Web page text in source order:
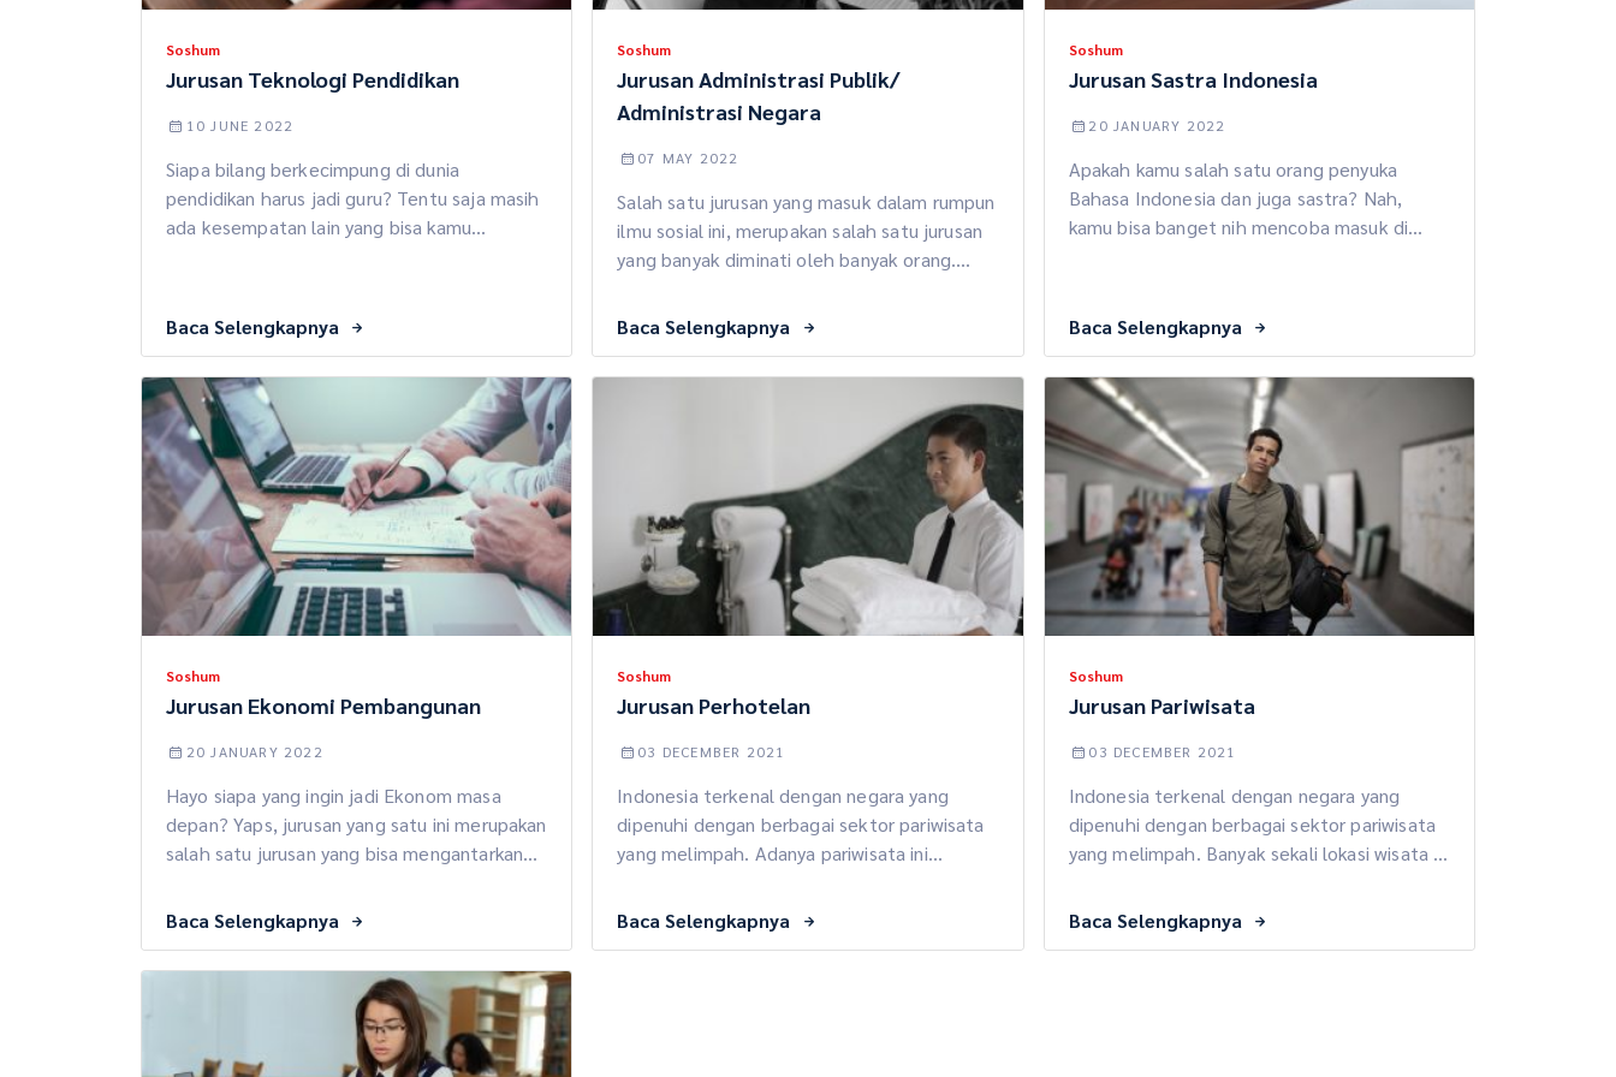
Soshum
Jurusan Teknologi Pendidikan
10 JUNE 2022
Siapa bilang berkecimpung di dunia
pendidikan harus jadi guru? Tentu saja masih
ada kesempatan lain yang bisa kamu
kita bahas bareng tentang jurusan yang satu
ini. Check it out! Apa Itu Jurusan Teknologi
Pendidikan? Jurusan teknologi […]
Baca Selengkapnya
Soshum
Jurusan Administrasi Publik/
Administrasi Negara
07 MAY 2022
Salah satu jurusan yang masuk dalam rumpun
ilmu sosial ini, merupakan salah satu jurusan
yang banyak diminati oleh banyak orang.
membahas tentang pelayanan publik dan
kemasyarakatan. Penasaran dengan jurusan
yang satu ini? Check this out! Apa Itu
Administrasi Negara merupakan jurusan yang
Baca Selengkapnya
Soshum
Jurusan Sastra Indonesia
20 JANUARY 2022
Apakah kamu salah satu orang penyuka
Bahasa Indonesia dan juga sastra? Nah,
kamu bisa banget nih mencoba masuk di
Selain itu, kamu juga mempelajari beberapa
hal berhubungan dengan sastra. Pokoknya
seru banget deh kalau kamu mau masuk di
jurusan ini. […]
Baca Selengkapnya
Soshum
Jurusan Ekonomi Pembangunan
20 JANUARY 2022
Hayo siapa yang ingin jadi Ekonom masa
depan? Yaps, jurusan yang satu ini merupakan
salah satu jurusan yang bisa mengantarkan
datang. Jurusan ini bakal mengkaji berbagai
permasalahan pembangunan, ekonomi,
keuangan, atau perbankan. Kamu bakal
berkutat dengan berbagai analisa. Penasaran
kan dengan jurusan ini? Yuk kita kepoin
bareng-bareng. Apa […]
Baca Selengkapnya
Soshum
Jurusan Perhotelan
03 DECEMBER 2021
Indonesia terkenal dengan negara yang
dipenuhi dengan berbagai sektor pariwisata
yang melimpah. Adanya pariwisata ini
bisa dibilang jurusan perhotelan ini adalah
salah satu jurusan yang sangat menjanjikan
Baca Selengkapnya
Soshum
Jurusan Pariwisata
03 DECEMBER 2021
Indonesia terkenal dengan negara yang
dipenuhi dengan berbagai sektor pariwisata
yang melimpah. Banyak sekali lokasi wisata di
dikelola. Nah, salah satu jurusan yang
sangat menjanjikan untuk diperdalam adalah
Baca Selengkapnya